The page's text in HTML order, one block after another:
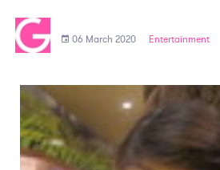
06 March 2020 Entertainment